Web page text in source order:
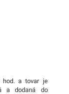
hod. a tovar je
a dodaná do